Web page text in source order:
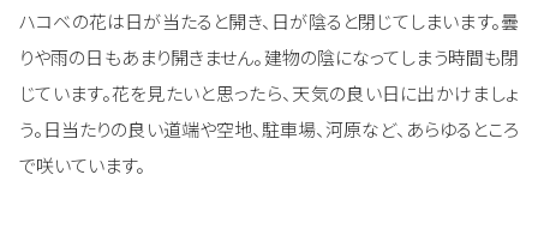
ハコベの花は日が当たると開き、日が陰ると閉じてしまいます。曇
りや雨の日もあまり開きません。建物の陰になってしまう時間も閉
じています。花を見たいと思ったら、天気の良い日に出かけましょ
う。日当たりの良い道端や空地、駐車場、河原など、あらゆるところ
で咲いています。